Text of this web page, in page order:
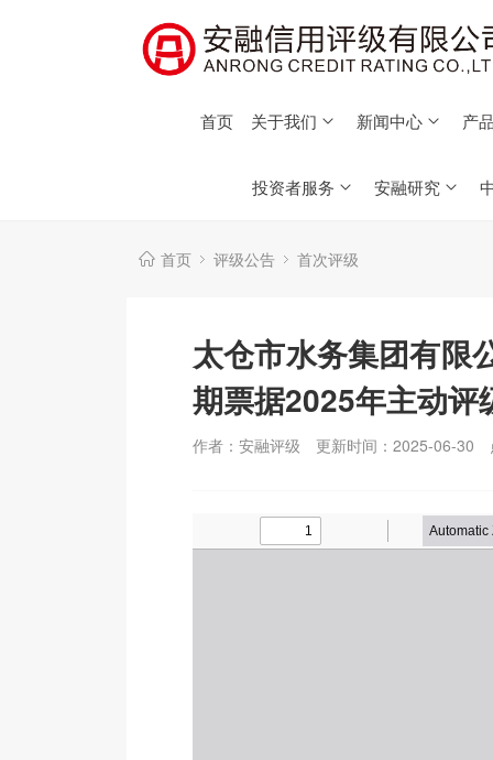
首页 关于我们 新闻中心 产
投资者服务 安融研究
首页 评级公告 首次评级
太仓市水务集团有限
期票据2025年主动评
作者：安融评级 更新时间：2025-06-30